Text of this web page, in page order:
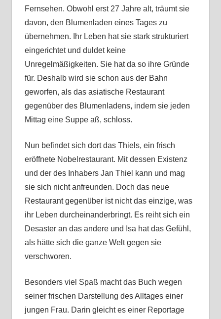
Fernsehen. Obwohl erst 27 Jahre alt, träumt sie
davon, den Blumenladen eines Tages zu
übernehmen. Ihr Leben hat sie stark strukturiert
eingerichtet und duldet keine
Unregelmäßigkeiten. Sie hat da so ihre Gründe
für. Deshalb wird sie schon aus der Bahn
geworfen, als das asiatische Restaurant
gegenüber des Blumenladens, indem sie jeden
Mittag eine Suppe aß, schloss.
Nun befindet sich dort das Thiels, ein frisch
eröffnete Nobelrestaurant. Mit dessen Existenz
und der des Inhabers Jan Thiel kann und mag
sie sich nicht anfreunden. Doch das neue
Restaurant gegenüber ist nicht das einzige, was
ihr Leben durcheinanderbringt. Es reiht sich ein
Desaster an das andere und Isa hat das Gefühl,
als hätte sich die ganze Welt gegen sie
verschworen.
Besonders viel Spaß macht das Buch wegen
seiner frischen Darstellung des Alltages einer
jungen Frau. Darin gleicht es einer Reportage